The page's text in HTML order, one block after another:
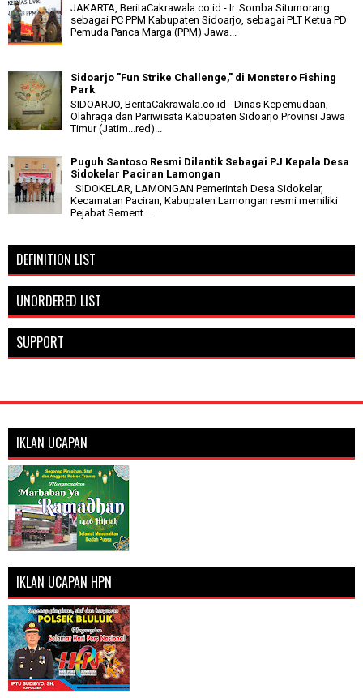
JAKARTA, BeritaCakrawala.co.id - Ir. Somba Situmorang
sebagai PC PPM Kabupaten Sidoarjo, sebagai PLT Ketua PD
Pemuda Panca Marga (PPM) Jawa...
Sidoarjo "Fun Strike Challenge," di Monstero Fishing
Park
SIDOARJO, BeritaCakrawala.co.id - Dinas Kepemudaan,
Olahraga dan Pariwisata Kabupaten Sidoarjo Provinsi Jawa
Timur (Jatim...red)...
Puguh Santoso Resmi Dilantik Sebagai PJ Kepala Desa
Sidokelar Paciran Lamongan
SIDOKELAR, LAMONGAN Pemerintah Desa Sidokelar,
Kecamatan Paciran, Kabupaten Lamongan resmi memiliki
Pejabat Sement...
DEFINITION LIST
UNORDERED LIST
SUPPORT
IKLAN UCAPAN
IKLAN UCAPAN HPN